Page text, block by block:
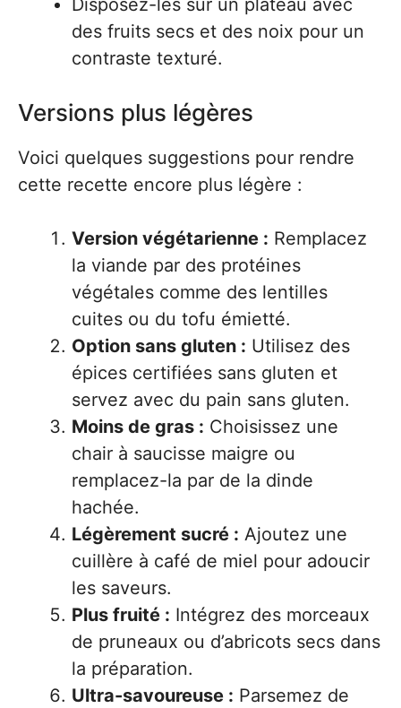
Disposez-les sur un plateau avec
des fruits secs et des noix pour un
contraste texturé.
Versions plus légères
Voici quelques suggestions pour rendre
cette recette encore plus légère :
Version végétarienne : Remplacez
la viande par des protéines
végétales comme des lentilles
cuites ou du tofu émietté.
Option sans gluten : Utilisez des
épices certifiées sans gluten et
servez avec du pain sans gluten.
Moins de gras : Choisissez une
chair à saucisse maigre ou
remplacez-la par de la dinde
hachée.
Légèrement sucré : Ajoutez une
cuillère à café de miel pour adoucir
les saveurs.
Plus fruité : Intégrez des morceaux
de pruneaux ou d’abricots secs dans
la préparation.
Ultra-savoureuse : Parsemez de